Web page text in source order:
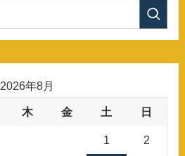
2026年8月
木 金 土 日
1 2